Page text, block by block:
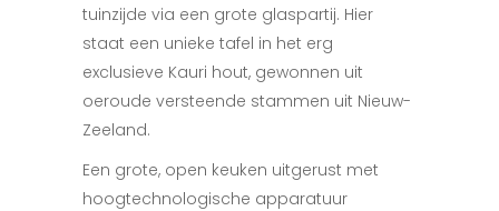
tuinzijde via een grote glaspartij. Hier
staat een unieke tafel in het erg
exclusieve Kauri hout, gewonnen uit
oeroude versteende stammen uit Nieuw-
Zeeland.
Een grote, open keuken uitgerust met
hoogtechnologische apparatuur